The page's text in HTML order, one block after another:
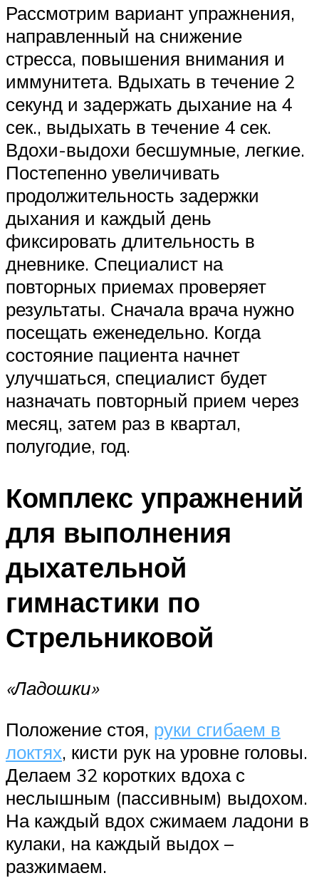
Рассмотрим вариант упражнения,
направленный на снижение
стресса, повышения внимания и
иммунитета. Вдыхать в течение 2
секунд и задержать дыхание на 4
сек., выдыхать в течение 4 сек.
Вдохи-выдохи бесшумные, легкие.
Постепенно увеличивать
продолжительность задержки
дыхания и каждый день
фиксировать длительность в
дневнике. Специалист на
повторных приемах проверяет
результаты. Сначала врача нужно
посещать еженедельно. Когда
состояние пациента начнет
улучшаться, специалист будет
назначать повторный прием через
месяц, затем раз в квартал,
полугодие, год.
Комплекс упражнений
для выполнения
дыхательной
гимнастики по
Стрельниковой
«Ладошки»
Положение стоя, руки сгибаем в
локтях, кисти рук на уровне головы.
Делаем 32 коротких вдоха с
неслышным (пассивным) выдохом.
На каждый вдох сжимаем ладони в
кулаки, на каждый выдох –
разжимаем.